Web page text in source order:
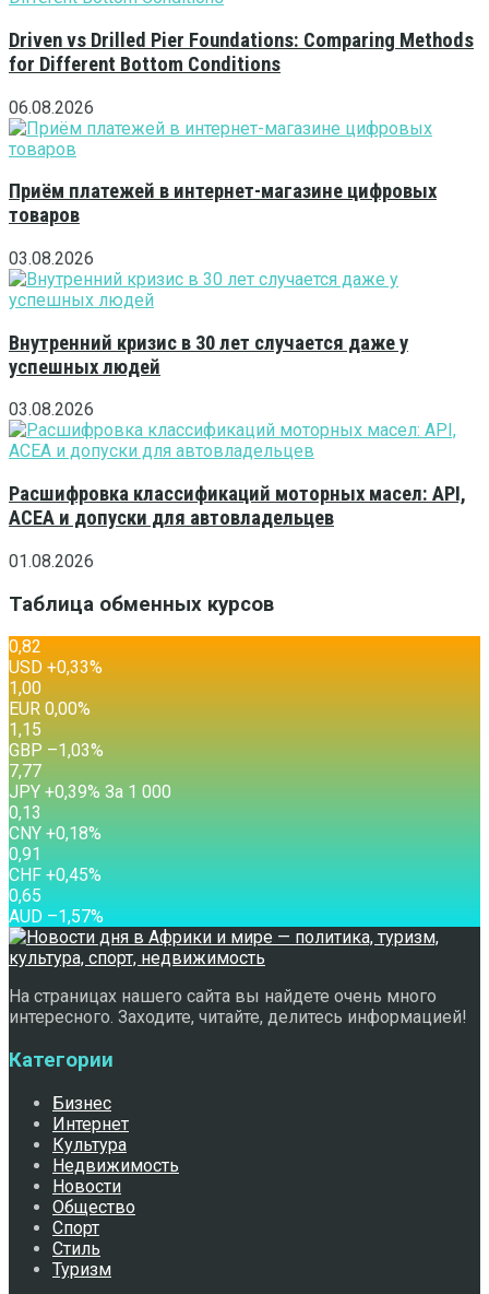
Driven vs Drilled Pier Foundations: Comparing Methods
for Different Bottom Conditions
06.08.2026
Приём платежей в интернет-магазине цифровых
товаров
03.08.2026
Внутренний кризис в 30 лет случается даже у
успешных людей
03.08.2026
Расшифровка классификаций моторных масел: API,
ACEA и допуски для автовладельцев
01.08.2026
Таблица обменных курсов
0,82
USD +0,33%
1,00
EUR 0,00%
1,15
GBP –1,03%
7,77
JPY +0,39% За 1 000
0,13
CNY +0,18%
0,91
CHF +0,45%
0,65
AUD –1,57%
На страницах нашего сайта вы найдете очень много
интересного. Заходите, читайте, делитесь информацией!
Категории
Бизнес
Интернет
Культура
Недвижимость
Новости
Общество
Спорт
Стиль
Туризм